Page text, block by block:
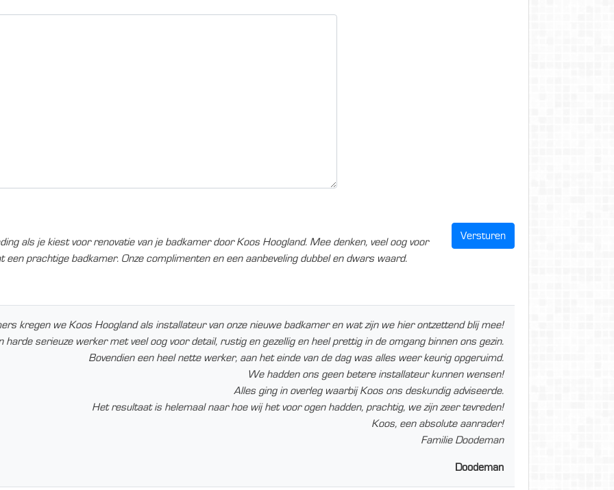
als je kiest voor renovatie van je badkamer door Koos Hoogland. Mee denken, veel oog voor
prachtige badkamer. Onze complimenten en een aanbeveling dubbel en dwars waard.
kregen we Koos Hoogland als installateur van onze nieuwe badkamer en wat zijn we hier ontzettend blij mee!
harde serieuze werker met veel oog voor detail, rustig en gezellig en heel prettig in de omgang binnen ons gezin.
Bovendien een heel nette werker, aan het einde van de dag was alles weer keurig opgeruimd.
We hadden ons geen betere installateur kunnen wensen!
Alles ging in overleg waarbij Koos ons deskundig adviseerde.
Het resultaat is helemaal naar hoe wij het voor ogen hadden, prachtig, we zijn zeer tevreden!
Koos, een absolute aanrader!
Familie Doodeman
Doodeman